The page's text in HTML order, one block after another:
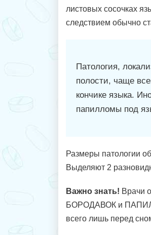
листовых сосочках
следствием обычно
Патология,
полости, чаще
кончике языка.
папилломы под
Размеры патологии
Выделяют 2
Важно знать! Врачи
БОРОДАВОК и
всего лишь перед